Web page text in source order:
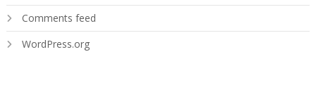
Comments feed
WordPress.org